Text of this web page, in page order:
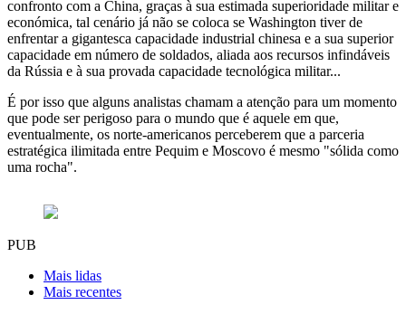
confronto com a China, graças à sua estimada superioridade militar e
económica, tal cenário já não se coloca se Washington tiver de
enfrentar a gigantesca capacidade industrial chinesa e a sua superior
capacidade em número de soldados, aliada aos recursos infindáveis
da Rússia e à sua provada capacidade tecnológica militar...
É por isso que alguns analistas chamam a atenção para um momento
que pode ser perigoso para o mundo que é aquele em que,
eventualmente, os norte-americanos perceberem que a parceria
estratégica ilimitada entre Pequim e Moscovo é mesmo "sólida como
uma rocha".
PUB
Mais lidas
Mais recentes